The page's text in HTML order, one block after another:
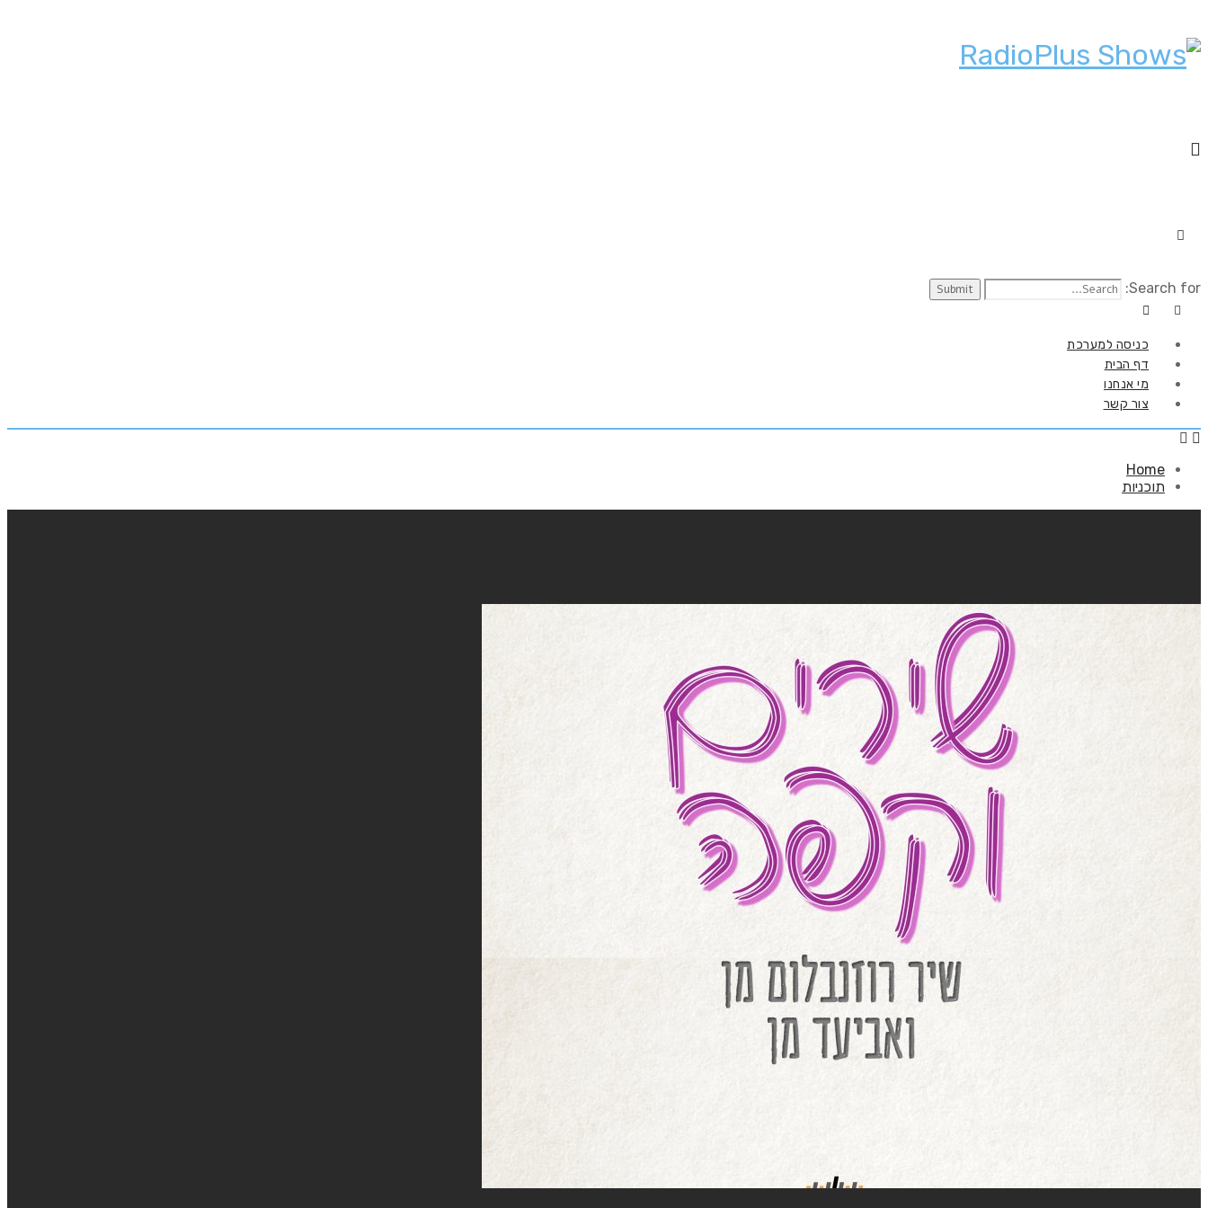
Search for:
כניסה למערכת
דף הבית
מי אנחנו
צור קשר
Home
תוכניות